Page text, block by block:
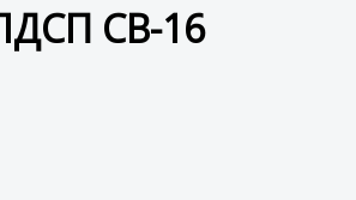
СВ-16